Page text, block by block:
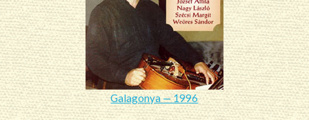
Galagonya — 1996